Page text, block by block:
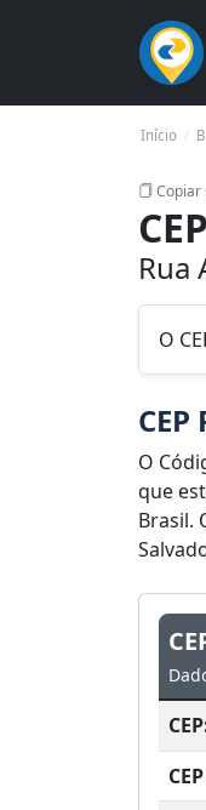
Início
Copiar
Rua
O
O
que
Brasil.